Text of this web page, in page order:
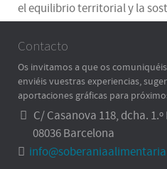
el equilibrio territorial y la
Contacto
Os invitamos a que os
enviéis vuestras experiencias,
aportaciones gráficas para
C/ Casanova 118, dcha. 1.º
08036 Barcelona